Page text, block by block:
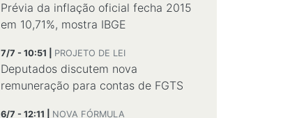
Prévia da inflação oficial fecha 2015
em 10,71%, mostra IBGE
7/7 - 10:51 | PROJETO DE LEI
Deputados discutem nova
remuneração para contas de FGTS
6/7 - 12:11 | NOVA FÓRMULA